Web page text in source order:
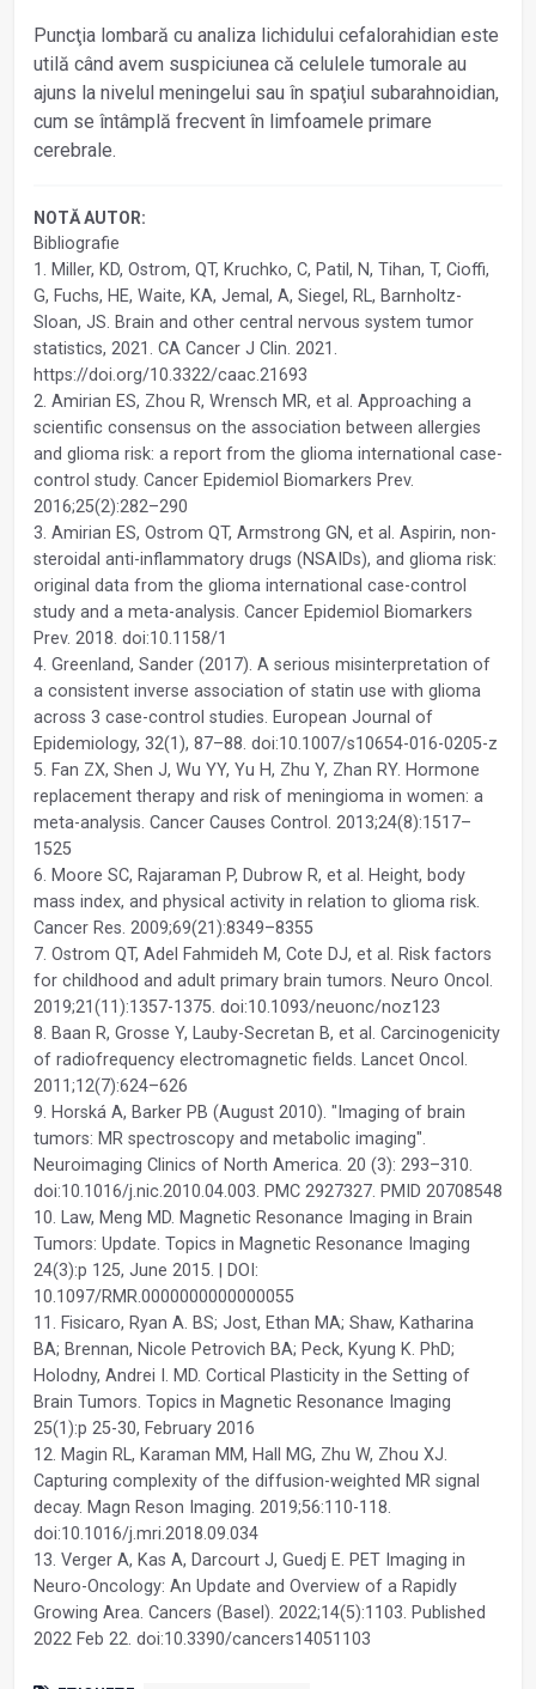
Puncţia lombară cu analiza lichidului cefalorahidian este
utilă când avem suspiciunea că celulele tumorale au
ajuns la nivelul meningelui sau în spaţiul subarahnoidian,
cum se întâmplă frecvent în limfoamele primare
cerebrale.
NOTĂ AUTOR:
Bibliografie
1. Miller, KD, Ostrom, QT, Kruchko, C, Patil, N, Tihan, T, Cioffi,
G, Fuchs, HE, Waite, KA, Jemal, A, Siegel, RL, Barnholtz-
Sloan, JS. Brain and other central nervous system tumor
statistics, 2021. CA Cancer J Clin. 2021.
https://doi.org/10.3322/caac.21693
2. Amirian ES, Zhou R, Wrensch MR, et al. Approaching a
scientific consensus on the association between allergies
and glioma risk: a report from the glioma international case-
control study. Cancer Epidemiol Biomarkers Prev.
2016;25(2):282–290
3. Amirian ES, Ostrom QT, Armstrong GN, et al. Aspirin, non-
steroidal anti-inflammatory drugs (NSAIDs), and glioma risk:
original data from the glioma international case-control
study and a meta-analysis. Cancer Epidemiol Biomarkers
Prev. 2018. doi:10.1158/1
4. Greenland, Sander (2017). A serious misinterpretation of
a consistent inverse association of statin use with glioma
across 3 case-control studies. European Journal of
Epidemiology, 32(1), 87–88. doi:10.1007/s10654-016-0205-z
5. Fan ZX, Shen J, Wu YY, Yu H, Zhu Y, Zhan RY. Hormone
replacement therapy and risk of meningioma in women: a
meta-analysis. Cancer Causes Control. 2013;24(8):1517–
1525
6. Moore SC, Rajaraman P, Dubrow R, et al. Height, body
mass index, and physical activity in relation to glioma risk.
Cancer Res. 2009;69(21):8349–8355
7. Ostrom QT, Adel Fahmideh M, Cote DJ, et al. Risk factors
for childhood and adult primary brain tumors. Neuro Oncol.
2019;21(11):1357-1375. doi:10.1093/neuonc/noz123
8. Baan R, Grosse Y, Lauby-Secretan B, et al. Carcinogenicity
of radiofrequency electromagnetic fields. Lancet Oncol.
2011;12(7):624–626
9. Horská A, Barker PB (August 2010). "Imaging of brain
tumors: MR spectroscopy and metabolic imaging".
Neuroimaging Clinics of North America. 20 (3): 293–310.
doi:10.1016/j.nic.2010.04.003. PMC 2927327. PMID 20708548
10. Law, Meng MD. Magnetic Resonance Imaging in Brain
Tumors: Update. Topics in Magnetic Resonance Imaging
24(3):p 125, June 2015. | DOI:
10.1097/RMR.0000000000000055
11. Fisicaro, Ryan A. BS; Jost, Ethan MA; Shaw, Katharina
BA; Brennan, Nicole Petrovich BA; Peck, Kyung K. PhD;
Holodny, Andrei I. MD. Cortical Plasticity in the Setting of
Brain Tumors. Topics in Magnetic Resonance Imaging
25(1):p 25-30, February 2016
12. Magin RL, Karaman MM, Hall MG, Zhu W, Zhou XJ.
Capturing complexity of the diffusion-weighted MR signal
decay. Magn Reson Imaging. 2019;56:110-118.
doi:10.1016/j.mri.2018.09.034
13. Verger A, Kas A, Darcourt J, Guedj E. PET Imaging in
Neuro-Oncology: An Update and Overview of a Rapidly
Growing Area. Cancers (Basel). 2022;14(5):1103. Published
2022 Feb 22. doi:10.3390/cancers14051103